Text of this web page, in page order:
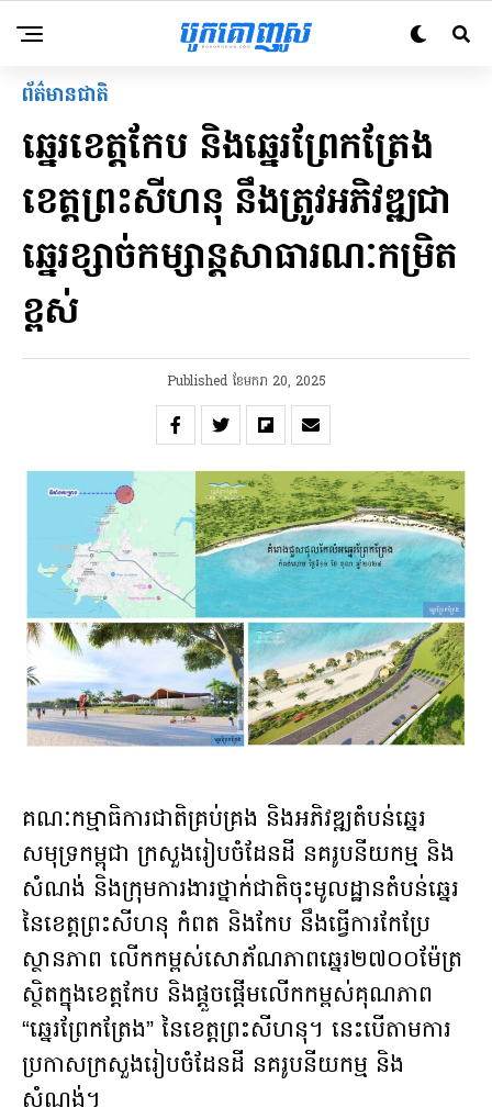
ព័ត៌មានជាតិ
ឆ្នេរខេត្តកែប និង​ឆ្នេរព្រែកត្រែង
ខេត្តព្រះសីហនុ នឹង​ត្រូវអភិវឌ្ឍជា
ឆ្នេរខ្សាច់កម្សាន្តសាធារណៈកម្រិត
ខ្ពស់
Published ខែ​មករា 20, 2025
គណៈកម្មាធិការជាតិគ្រប់គ្រង និងអភិវឌ្ឍតំបន់ឆ្នេរ
សមុទ្រកម្ពុជា ក្រសួងរៀបចំដែនដី នគរូបនីយកម្ម និង
សំណង់ និងក្រុមការងារថ្នាក់ជាតិ​ចុះមូលដ្ឋានតំបន់ឆ្នេរ
នៃខេត្តព្រះសីហនុ កំពត និងកែប នឹងធ្វើការកែប្រែ​
ស្ថានភាព លើកកម្ពស់សោភ័ណភាពឆ្នេរ២៧០០ម៉ែត្រ
ស្ថិតក្នុងខេត្តកែប និងផ្តួចផ្តើមលើកកម្ពស់គុណភាព
“ឆ្នេរព្រែកត្រែង” នៃខេត្តព្រះសីហនុ។ នេះបើតាមការ​
ប្រកាស​ក្រសួងរៀបចំដែនដី នគរូបនីយកម្ម និង​
សំណង់។